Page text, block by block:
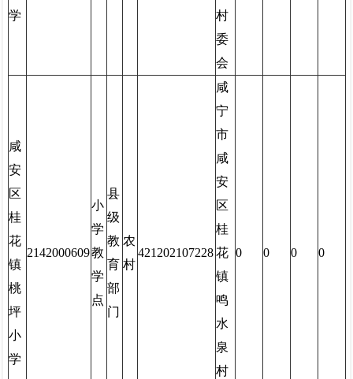
学
村
委
会
咸
安
区
桂
花
镇
桃
坪
小
学
2142000609
小
学
教
学
点
县
级
教
育
部
门
农
村
421202107228
咸
宁
市
咸
安
区
桂
花
镇
鸣
水
泉
村
0 0 0 0